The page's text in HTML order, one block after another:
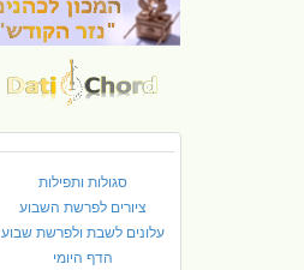
סגולות ותפילות
ציורים לפרשת השבוע
עלונים לשבת ולפרשת שבוע
הדף היומי